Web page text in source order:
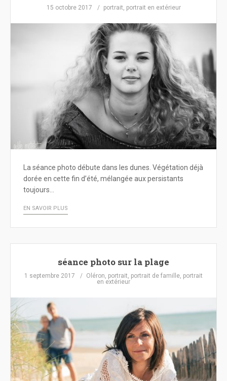
15 octobre 2017 portrait, portrait en extérieur
La séance photo débute dans les dunes. Végétation déjà
dorée en cette fin d’été, mélangée aux persistants
toujours…
EN SAVOIR PLUS
séance photo sur la plage
1 septembre 2017 Oléron, portrait, portrait de famille, portrait
en extérieur